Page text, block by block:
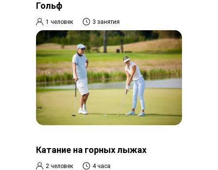
Гольф
1 человек 3 занятия
Катание на горных лыжах
2 человек 4 часа